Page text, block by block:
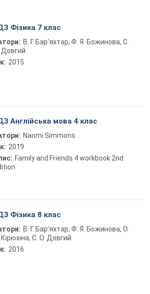
Фізика 7 клас
В. Г. Бар’яхтар, Ф. Я. Божинова, С.
Довгий
2015
Англійська мова 4 клас
Naomi Simmons
2019
Family and Friends 4 workbook 2nd
Фізика 8 клас
В. Г. Бар’яхтар, Ф. Я. Божинова, О.
С. О. Довгий
2016